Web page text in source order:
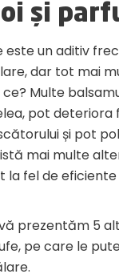
și
este un aditiv
dar tot mai
ce? Multe
pot deteriora
și pot
mai multe
la fel de
prezentăm 5
pe care le